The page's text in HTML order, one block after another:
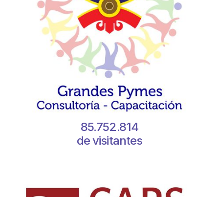
85.752.814
de visitantes